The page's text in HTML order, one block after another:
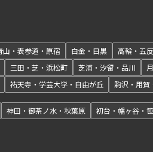
山・表参道・原宿 白金・目黒 高輪・五
三田・芝・浜松町 芝浦・汐留・品川
祐天寺・学芸大学・自由が丘 駒沢・用賀
神田・御茶ノ水・秋葉原 初台・幡ヶ谷・